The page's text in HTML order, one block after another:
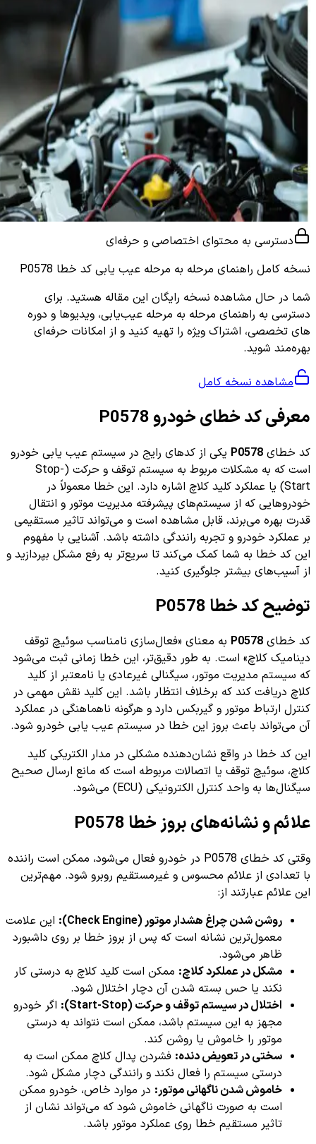
دسترسی به محتوای اختصاصی و حرفه‌ای
نسخه کامل راهنمای مرحله به مرحله عیب یابی کد خطا P0578
شما در حال مشاهده نسخه رایگان این مقاله هستید. برای
دسترسی به راهنمای مرحله به مرحله عیب‌یابی، ویدیوها و دوره
های تخصصی، اشتراک ویژه را تهیه کنید و از امکانات حرفه‌ای
بهره‌مند شوید.
مشاهده نسخه کامل
معرفی کد خطای خودرو P0578
کد خطای P0578 یکی از کدهای رایج در سیستم عیب یابی خودرو
است که به مشکلات مربوط به سیستم توقف و حرکت (Stop-
Start) یا عملکرد کلید کلاچ اشاره دارد. این خطا معمولاً در
خودروهایی که از سیستم‌های پیشرفته مدیریت موتور و انتقال
قدرت بهره می‌برند، قابل مشاهده است و می‌تواند تاثیر مستقیمی
بر عملکرد خودرو و تجربه رانندگی داشته باشد. آشنایی با مفهوم
این کد خطا به شما کمک می‌کند تا سریع‌تر به رفع مشکل بپردازید و
از آسیب‌های بیشتر جلوگیری کنید.
توضیح کد خطا P0578
کد خطای P0578 به معنای «فعال‌سازی نامناسب سوئیچ توقف
دینامیک کلاچ» است. به طور دقیق‌تر، این خطا زمانی ثبت می‌شود
که سیستم مدیریت موتور، سیگنالی غیرعادی یا نامعتبر از کلید
کلاچ دریافت کند که برخلاف انتظار باشد. این کلید نقش مهمی در
کنترل ارتباط موتور و گیربکس دارد و هرگونه ناهماهنگی در عملکرد
آن می‌تواند باعث بروز این خطا در سیستم عیب یابی خودرو شود.
این کد خطا در واقع نشان‌دهنده مشکلی در مدار الکتریکی کلید
کلاچ، سوئیچ توقف یا اتصالات مربوطه است که مانع ارسال صحیح
سیگنال‌ها به واحد کنترل الکترونیکی (ECU) می‌شود.
علائم و نشانه‌های بروز خطا P0578
وقتی کد خطای P0578 در خودرو فعال می‌شود، ممکن است راننده
با تعدادی از علائم محسوس و غیرمستقیم روبرو شود. مهم‌ترین
این علائم عبارتند از:
روشن شدن چراغ هشدار موتور (Check Engine):
این علامت
معمول‌ترین نشانه است که پس از بروز خطا بر روی داشبورد
ظاهر می‌شود.
مشکل در عملکرد کلاچ: ممکن است کلید کلاچ به درستی کار
نکند یا حس بسته شدن آن دچار اختلال شود.
اختلال در سیستم توقف و حرکت (Start-Stop):
اگر خودرو
مجهز به این سیستم باشد، ممکن است نتواند به درستی
موتور را خاموش یا روشن کند.
سختی در تعویض دنده: فشردن پدال کلاچ ممکن است به
درستی سیستم را فعال نکند و رانندگی دچار مشکل شود.
خاموش شدن ناگهانی موتور: در موارد خاص، خودرو ممکن
است به صورت ناگهانی خاموش شود که می‌تواند نشان از
تاثیر مستقیم خطا روی عملکرد موتور باشد.